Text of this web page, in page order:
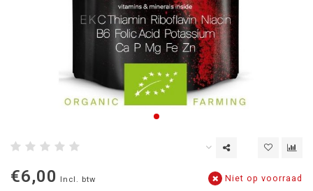
€6,00 Incl. btw Niet op voorraad